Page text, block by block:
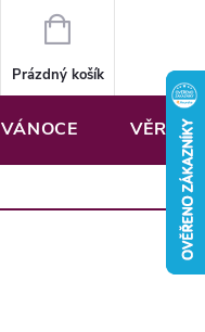
NÁKUPNÍ
Prázdný košík
VÁNOCE